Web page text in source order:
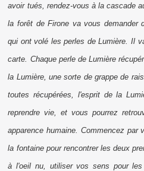
avoir tués, rendez-vous à la cascade
la forêt de Firone va vous demander
qui ont volé les perles de Lumière. Il
carte. Chaque perle de Lumière
la Lumière, une sorte de grappe de
toutes récupérées, l'esprit de la
reprendre vie, et vous pourrez
apparence humaine. Commencez par
la fontaine pour rencontrer les deux
à l'oeil nu, utiliser vos sens pour